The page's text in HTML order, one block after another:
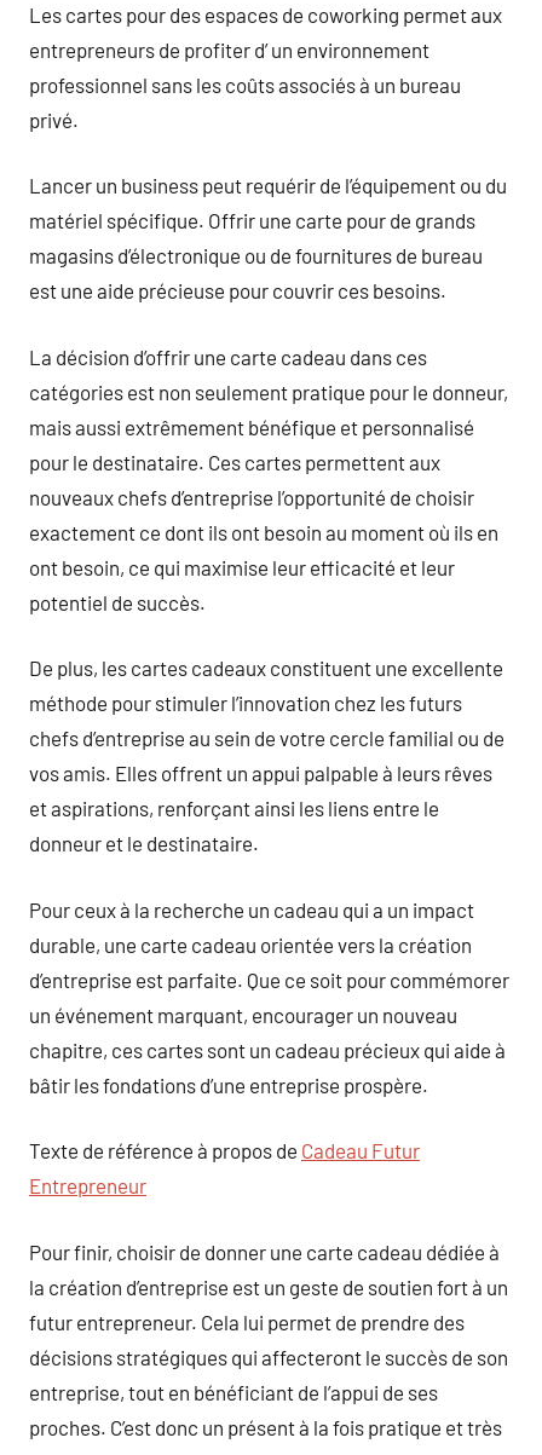
Les cartes pour des espaces de coworking permet aux
entrepreneurs de profiter d’ un environnement
professionnel sans les coûts associés à un bureau
privé.
Lancer un business peut requérir de l’équipement ou du
matériel spécifique. Offrir une carte pour de grands
magasins d’électronique ou de fournitures de bureau
est une aide précieuse pour couvrir ces besoins.
La décision d’offrir une carte cadeau dans ces
catégories est non seulement pratique pour le donneur,
mais aussi extrêmement bénéfique et personnalisé
pour le destinataire. Ces cartes permettent aux
nouveaux chefs d’entreprise l’opportunité de choisir
exactement ce dont ils ont besoin au moment où ils en
ont besoin, ce qui maximise leur efficacité et leur
potentiel de succès.
De plus, les cartes cadeaux constituent une excellente
méthode pour stimuler l’innovation chez les futurs
chefs d’entreprise au sein de votre cercle familial ou de
vos amis. Elles offrent un appui palpable à leurs rêves
et aspirations, renforçant ainsi les liens entre le
donneur et le destinataire.
Pour ceux à la recherche un cadeau qui a un impact
durable, une carte cadeau orientée vers la création
d’entreprise est parfaite. Que ce soit pour commémorer
un événement marquant, encourager un nouveau
chapitre, ces cartes sont un cadeau précieux qui aide à
bâtir les fondations d’une entreprise prospère.
Texte de référence à propos de Cadeau Futur
Entrepreneur
Pour finir, choisir de donner une carte cadeau dédiée à
la création d’entreprise est un geste de soutien fort à un
futur entrepreneur. Cela lui permet de prendre des
décisions stratégiques qui affecteront le succès de son
entreprise, tout en bénéficiant de l’appui de ses
proches. C’est donc un présent à la fois pratique et très